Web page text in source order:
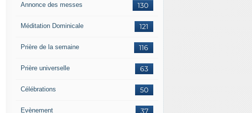
130
Annonce des messes
121
Méditation Dominicale
116
Prière de la semaine
63
Prière universelle
50
Célébrations
37
Evènement